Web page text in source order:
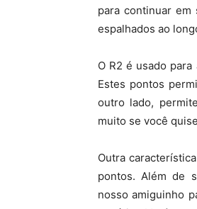
para continuar
espalhados ao
O R2 é usado
Estes pontos
outro lado,
muito se você
Outra
pontos. Além de
nosso amiguinho